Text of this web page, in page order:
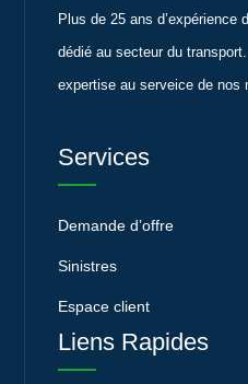
Plus de 25 ans d’expérience
dédié au secteur du
expertise au serveice de nos
Services
Demande d’offre
Sinistres
Espace client
Liens Rapides